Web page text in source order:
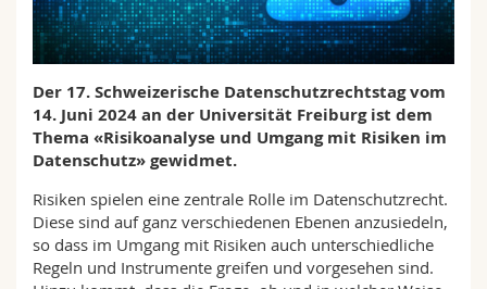
Math.-Nat. und Med. Fak.
Mitarbeitende
Webmail
MyUnifr
Der 17. Schweizerische Datenschutzrechtstag vom
14. Juni 2024 an der Universität Freiburg ist dem
Thema «Risikoanalyse und Umgang mit Risiken im
Datenschutz» gewidmet.
Risiken spielen eine zentrale Rolle im Datenschutzrecht.
Diese sind auf ganz verschiedenen Ebenen anzusiedeln,
so dass im Umgang mit Risiken auch unterschiedliche
Regeln und Instrumente greifen und vorgesehen sind.